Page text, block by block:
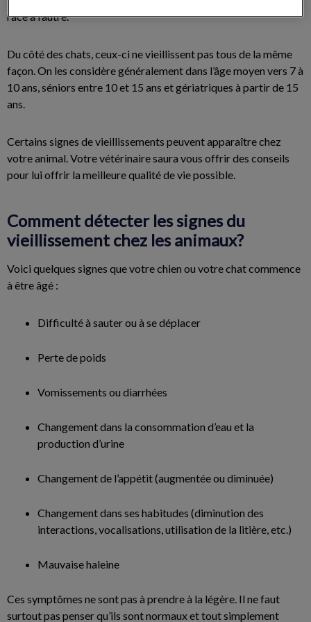
race à l’autre.
Du côté des chats, ceux-ci ne vieillissent pas tous de la même
façon. On les considère généralement dans l’âge moyen vers 7 à
10 ans, séniors entre 10 et 15 ans et gériatriques à partir de 15
ans.
Certains signes de vieillissements peuvent apparaître chez
votre animal. Votre vétérinaire saura vous offrir des conseils
pour lui offrir la meilleure qualité de vie possible.
Comment détecter les signes du
vieillissement chez les animaux?
Voici quelques signes que votre chien ou votre chat commence
à être âgé :
Difficulté à sauter ou à se déplacer
Perte de poids
Vomissements ou diarrhées
Changement dans la consommation d’eau et la
production d’urine
Changement de l’appétit (augmentée ou diminuée)
Changement dans ses habitudes (diminution des
interactions, vocalisations, utilisation de la litière, etc.)
Mauvaise haleine
Ces symptômes ne sont pas à prendre à la légère. Il ne faut
surtout pas penser qu’ils sont normaux et tout simplement